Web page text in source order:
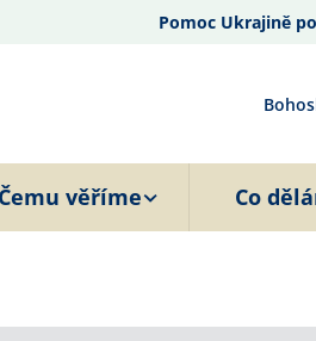
Pomoc Ukrajině
Čemu věříme Co